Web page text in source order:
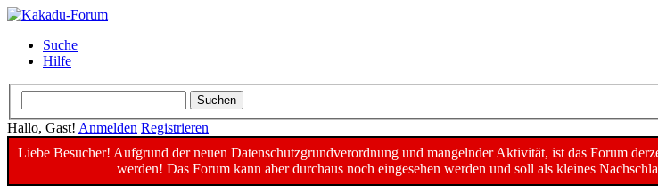
Suche
Hilfe
Hallo, Gast! Anmelden Registrieren
Liebe Besucher! Aufgrund der neuen Datenschutzgrundverordnung und mangelnder Aktivität, ist das Forum
werden! Das Forum kann aber durchaus noch eingesehen werden und soll als kleines